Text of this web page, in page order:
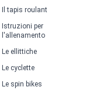
Il tapis roulant
Istruzioni per
l'allenamento
Le ellittiche
Le cyclette
Le spin bikes